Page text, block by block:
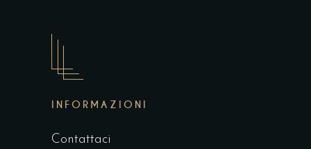
INFORMAZIONI
Contattaci